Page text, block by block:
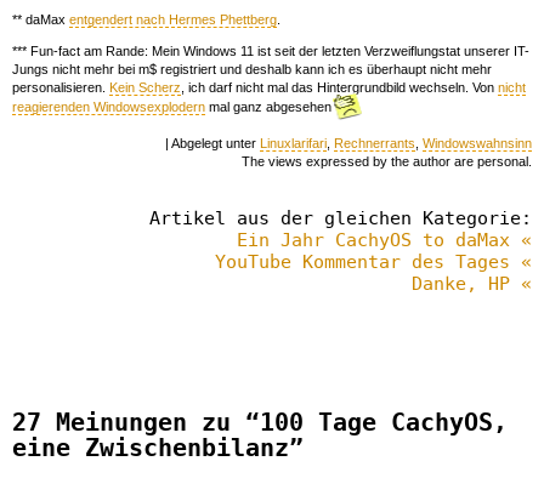
** daMax entgendert nach Hermes Phettberg
*** Fun-fact am Rande: Mein Windows 11 ist seit der letzten Verzweiflungstat unserer IT-
Jungs nicht mehr bei m$ registriert und deshalb kann ich es überhaupt nicht mehr
personalisieren.
Kein Scherz , ich darf nicht mal das Hintergrundbild wechseln. Von nicht
reagierenden Windowsexplodern mal ganz abgesehen
| Abgelegt unter Linuxlarifari Rechnerrants Windowswahnsinn
The views expressed by the author are personal.
Artikel aus der gleichen Kategorie:
Ein Jahr CachyOS to daMax «
YouTube Kommentar des Tages «
Danke, HP «
27 Meinungen zu “100 Tage CachyOS,
eine Zwischenbilanz”